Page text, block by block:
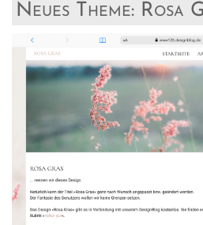
Neues Theme: Rosa